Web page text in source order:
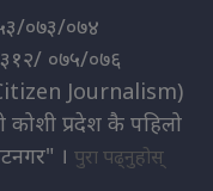
०७३/०७४
०७५/०७६
Journalism)
कोशी प्रदेश कै पहिलो
। पुरा पढ्नुहोस्